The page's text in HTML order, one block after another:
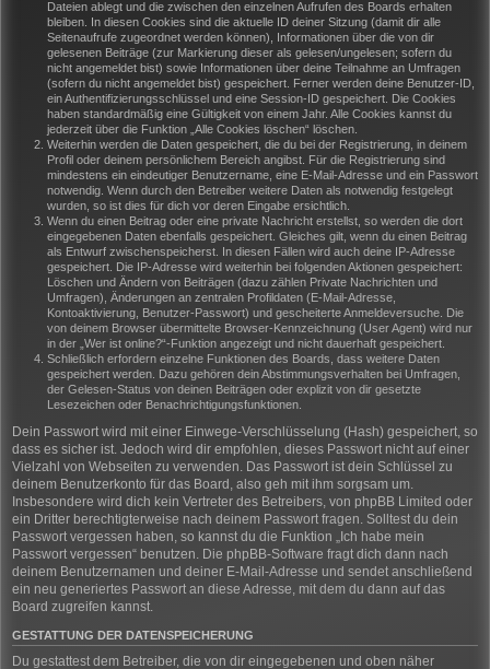
Dateien ablegt und die zwischen den einzelnen Aufrufen des Boards erhalten
bleiben. In diesen Cookies sind die aktuelle ID deiner Sitzung (damit dir alle
Seitenaufrufe zugeordnet werden können), Informationen über die von dir
gelesenen Beiträge (zur Markierung dieser als gelesen/ungelesen; sofern du
nicht angemeldet bist) sowie Informationen über deine Teilnahme an Umfragen
(sofern du nicht angemeldet bist) gespeichert. Ferner werden deine Benutzer-ID,
ein Authentifizierungsschlüssel und eine Session-ID gespeichert. Die Cookies
haben standardmäßig eine Gültigkeit von einem Jahr. Alle Cookies kannst du
jederzeit über die Funktion „Alle Cookies löschen“ löschen.
Weiterhin werden die Daten gespeichert, die du bei der Registrierung, in deinem
Profil oder deinem persönlichem Bereich angibst. Für die Registrierung sind
mindestens ein eindeutiger Benutzername, eine E-Mail-Adresse und ein Passwort
notwendig. Wenn durch den Betreiber weitere Daten als notwendig festgelegt
wurden, so ist dies für dich vor deren Eingabe ersichtlich.
Wenn du einen Beitrag oder eine private Nachricht erstellst, so werden die dort
eingegebenen Daten ebenfalls gespeichert. Gleiches gilt, wenn du einen Beitrag
als Entwurf zwischenspeicherst. In diesen Fällen wird auch deine IP-Adresse
gespeichert. Die IP-Adresse wird weiterhin bei folgenden Aktionen gespeichert:
Löschen und Ändern von Beiträgen (dazu zählen Private Nachrichten und
Umfragen), Änderungen an zentralen Profildaten (E-Mail-Adresse,
Kontoaktivierung, Benutzer-Passwort) und gescheiterte Anmeldeversuche. Die
von deinem Browser übermittelte Browser-Kennzeichnung (User Agent) wird nur
in der „Wer ist online?“-Funktion angezeigt und nicht dauerhaft gespeichert.
Schließlich erfordern einzelne Funktionen des Boards, dass weitere Daten
gespeichert werden. Dazu gehören dein Abstimmungsverhalten bei Umfragen,
der Gelesen-Status von deinen Beiträgen oder explizit von dir gesetzte
Lesezeichen oder Benachrichtigungsfunktionen.
Dein Passwort wird mit einer Einwege-Verschlüsselung (Hash) gespeichert, so
dass es sicher ist. Jedoch wird dir empfohlen, dieses Passwort nicht auf einer
Vielzahl von Webseiten zu verwenden. Das Passwort ist dein Schlüssel zu
deinem Benutzerkonto für das Board, also geh mit ihm sorgsam um.
Insbesondere wird dich kein Vertreter des Betreibers, von phpBB Limited oder
ein Dritter berechtigterweise nach deinem Passwort fragen. Solltest du dein
Passwort vergessen haben, so kannst du die Funktion „Ich habe mein
Passwort vergessen“ benutzen. Die phpBB-Software fragt dich dann nach
deinem Benutzernamen und deiner E-Mail-Adresse und sendet anschließend
ein neu generiertes Passwort an diese Adresse, mit dem du dann auf das
Board zugreifen kannst.
GESTATTUNG DER DATENSPEICHERUNG
Du gestattest dem Betreiber, die von dir eingegebenen und oben näher